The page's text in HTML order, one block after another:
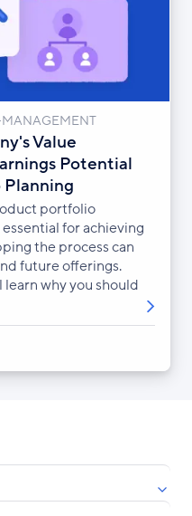
Value
Potential
portfolio
for achieving
the process can
future offerings.
learn why you should